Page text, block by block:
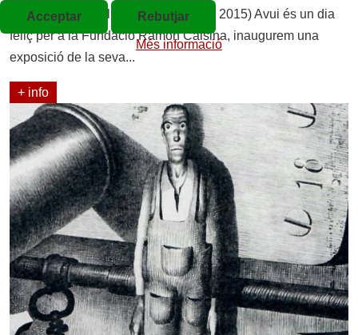
(del 17 de juliol al 8 de novembre de 2015) Avui és un dia
feliç per a la Fundació Ramon Calsina, inaugurem una
exposició de la seva...
+ info
Acceptar
Rebutjar
Més informació